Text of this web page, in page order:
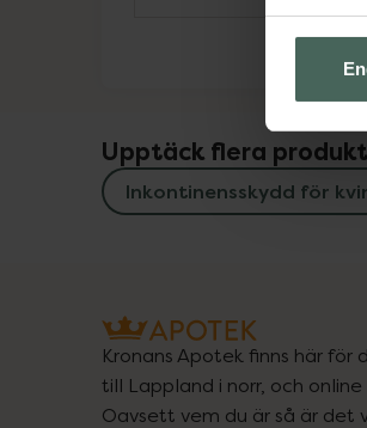
Upptäck flera
Inkontinensskydd för
Kronans Apotek finns här för
till Lappland i norr, och
Oavsett vem du är så är det